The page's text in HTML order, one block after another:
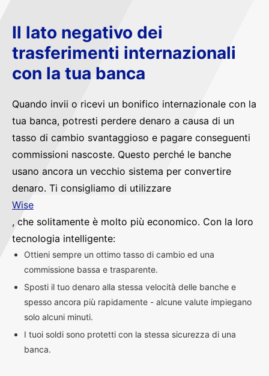
Il lato negativo dei
trasferimenti internazionali
con la tua banca
Quando invii o ricevi un bonifico internazionale con la
tua banca, potresti perdere denaro a causa di un
tasso di cambio svantaggioso e pagare conseguenti
commissioni nascoste. Questo perché le banche
usano ancora un vecchio sistema per convertire
denaro. Ti consigliamo di utilizzare
Wise
, che solitamente è molto più economico. Con la loro
tecnologia intelligente:
Ottieni sempre un ottimo tasso di cambio ed una
commissione bassa e trasparente.
Sposti il tuo denaro alla stessa velocità delle banche e
spesso ancora più rapidamente - alcune valute impiegano
solo alcuni minuti.
I tuoi soldi sono protetti con la stessa sicurezza di una
banca.